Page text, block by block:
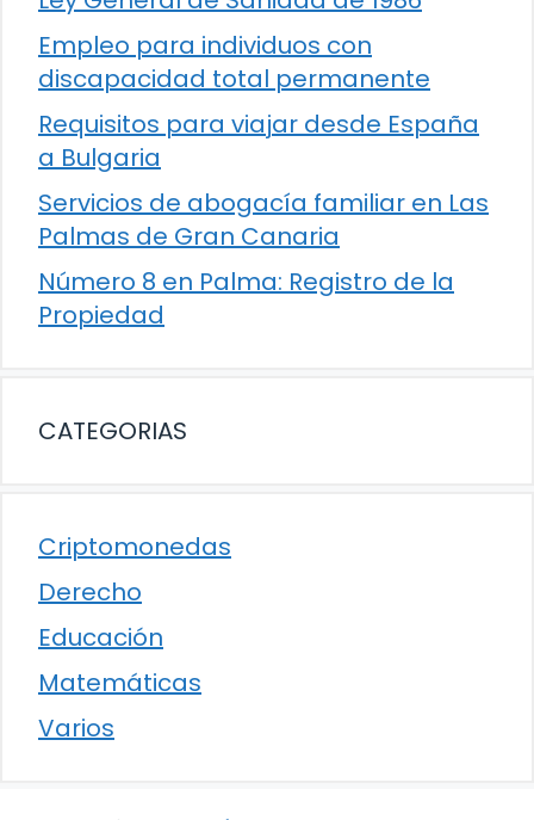
Empleo para individuos con
discapacidad total permanente
Requisitos para viajar desde España
a Bulgaria
Servicios de abogacía familiar en Las
Palmas de Gran Canaria
Número 8 en Palma: Registro de la
Propiedad
CATEGORIAS
Criptomonedas
Derecho
Educación
Matemáticas
Varios